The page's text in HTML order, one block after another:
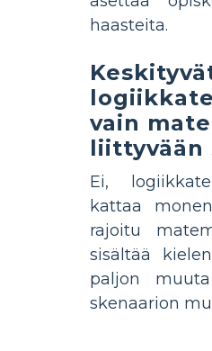
haasteita.
vain
liittyvään
Ei,
kattaa
rajoitu
sisältää
paljon
skenaarion